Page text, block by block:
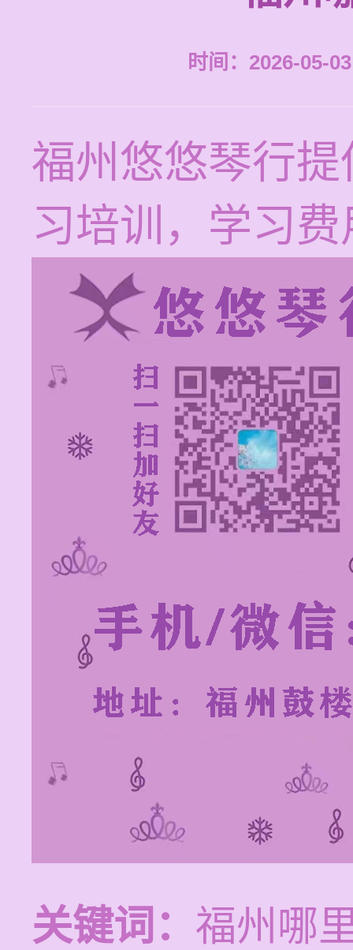
时间：2026-05-
福州悠悠琴行
习培训，学习
关键词： 福州哪